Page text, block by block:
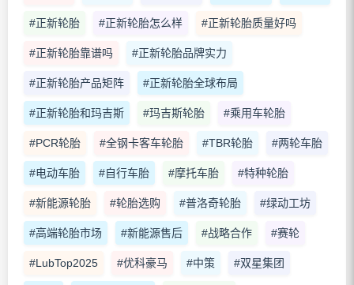
#正新轮胎 #正新轮胎怎么样 #正新轮胎质量好吗
#正新轮胎靠谱吗 #正新轮胎品牌实力
#正新轮胎产品矩阵 #正新轮胎全球布局
#正新轮胎和玛吉斯 #玛吉斯轮胎 #乘用车轮胎
#PCR轮胎 #全钢卡客车轮胎 #TBR轮胎 #两轮车胎
#电动车胎 #自行车胎 #摩托车胎 #特种轮胎
#新能源轮胎 #轮胎选购 #普洛奇轮胎 #绿动工坊
#高端轮胎市场 #新能源售后 #战略合作 #赛轮
#LubTop2025 #优科豪马 #中策 #双星集团